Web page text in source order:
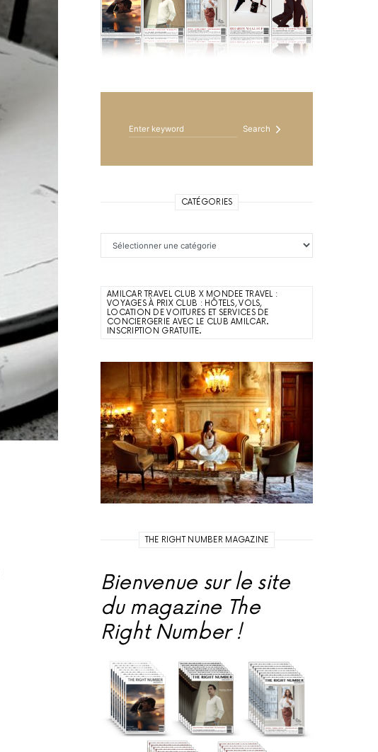
Search
CATÉGORIES
AMILCAR TRAVEL CLUB X MONDEE TRAVEL :
VOYAGES À PRIX CLUB : HÔTELS, VOLS,
LOCATION DE VOITURES ET SERVICES DE
CONCIERGERIE AVEC LE CLUB AMILCAR.
INSCRIPTION GRATUITE.
THE RIGHT NUMBER MAGAZINE
Bienvenue sur le site
du magazine The
Right Number !